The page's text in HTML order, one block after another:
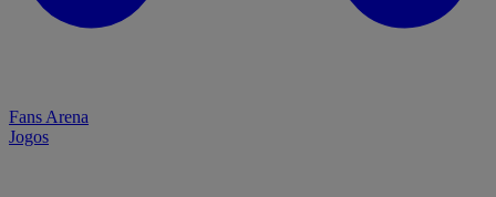
Fans Arena
Jogos